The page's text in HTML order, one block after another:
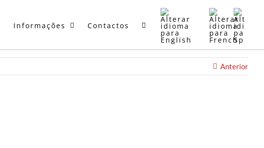
Informações Contactos
Anterior